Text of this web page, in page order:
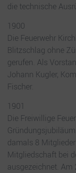
die technische
1900
Die Feuerwehr
Blitzschlag ohne
gerufen. Als
Johann Kugler,
Fischer.
1901
Die Freiwillige
damals 8
Mitgliedschaft bei
ausgezeichnet.